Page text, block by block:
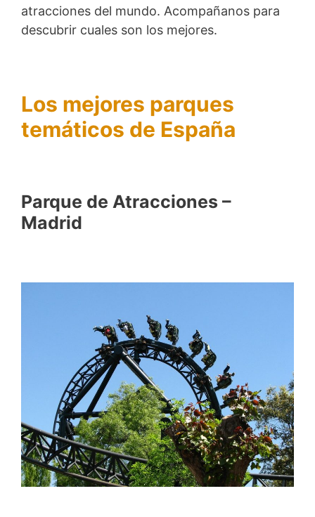
atracciones del mundo. Acompañanos para
descubrir cuales son los mejores.
Los mejores parques
temáticos de España
Parque de Atracciones –
Madrid